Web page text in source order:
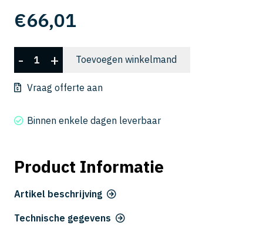
€66,01
4059-
1300
- + Toevoegen winkelmand
Vraag offerte aan
Binnen enkele dagen leverbaar
Product Informatie
Artikel beschrijving
Technische gegevens